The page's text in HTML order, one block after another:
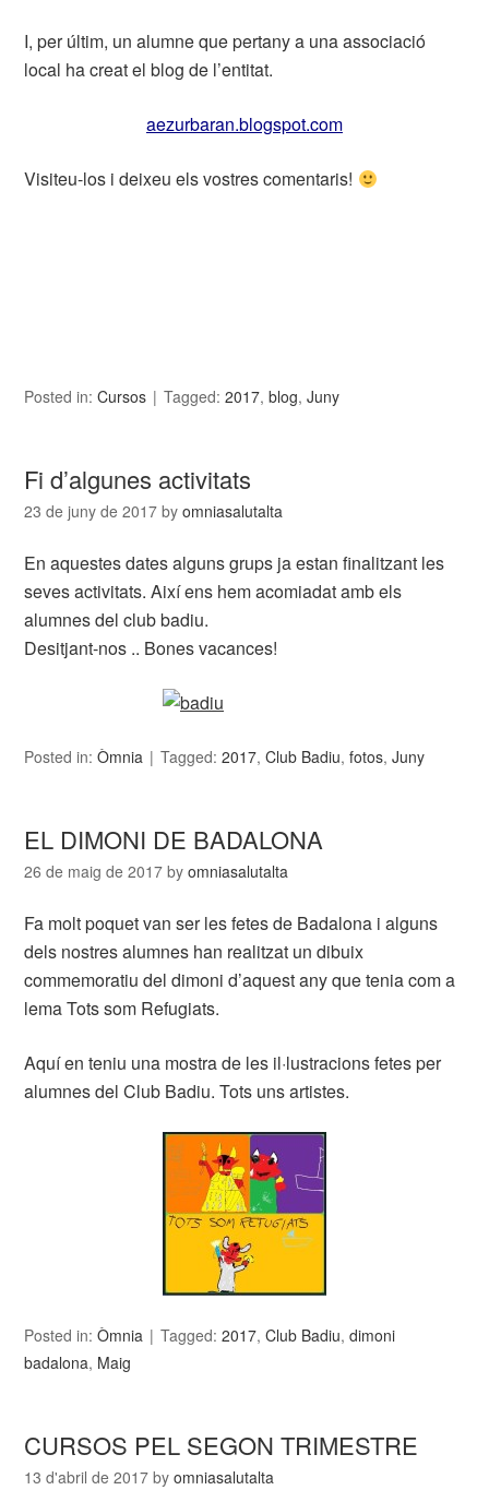
I, per últim, un alumne que pertany a una associació
local ha creat el blog de l’entitat.
aezurbaran.blogspot.com
Visiteu-los i deixeu els vostres comentaris!
Posted in:Cursos Tagged:2017,blog,Juny
Fi d’algunes activitats
23 de juny de 2017 byomniasalutalta
En aquestes dates alguns grups ja estan finalitzant les
seves activitats. Així ens hem acomiadat amb els
alumnes del club badiu.
Desitjant-nos .. Bones vacances!
Posted in:Òmnia Tagged:2017,Club Badiu,fotos,Juny
EL DIMONI DE BADALONA
26 de maig de 2017 byomniasalutalta
Fa molt poquet van ser les fetes de Badalona i alguns
dels nostres alumnes han realitzat un dibuix
commemoratiu del dimoni d’aquest any que tenia com a
lema Tots som Refugiats.
Aquí en teniu una mostra de les il·lustracions fetes per
alumnes del Club Badiu. Tots uns artistes.
Posted in:Òmnia Tagged:2017,Club Badiu,dimoni
badalona, Maig
CURSOS PEL SEGON TRIMESTRE
13 d'abril de 2017 byomniasalutalta